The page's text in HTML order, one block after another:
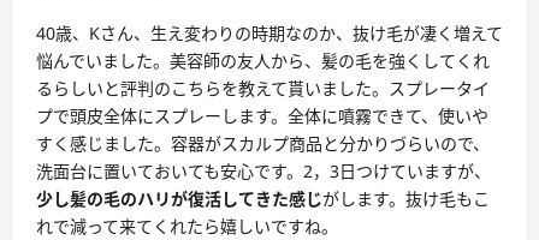
40歳、Kさん、生え変わりの時期なのか、抜け毛が凄く増えて
悩んでいました。美容師の友人から、髪の毛を強くしてくれ
るらしいと評判のこちらを教えて貰いました。スプレータイ
プで頭皮全体にスプレーします。全体に噴霧できて、使いや
すく感じました。容器がスカルプ商品と分かりづらいので、
洗面台に置いておいても安心です。2，3日つけていますが、
少し髪の毛のハリが復活してきた感じがします。抜け毛もこ
れで減って来てくれたら嬉しいですね。